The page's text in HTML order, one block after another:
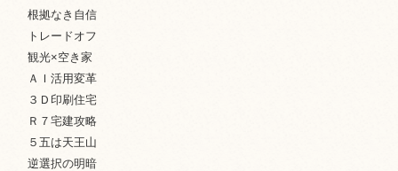
根拠なき自信
トレードオフ
観光×空き家
ＡＩ活用変革
３Ｄ印刷住宅
Ｒ７宅建攻略
５五は天王山
逆選択の明暗